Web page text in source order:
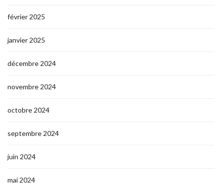
février 2025
janvier 2025
décembre 2024
novembre 2024
octobre 2024
septembre 2024
juin 2024
mai 2024